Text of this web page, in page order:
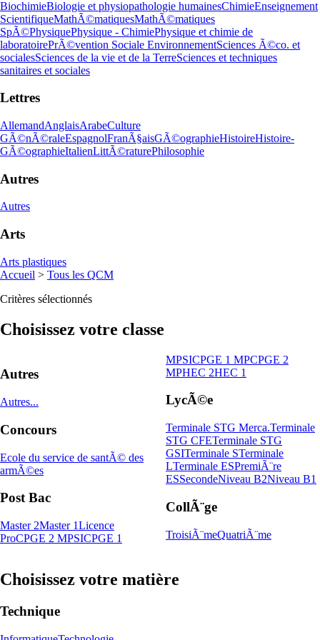
BiochimieBiologie et physiopathologie humainesChimieEnseignement
ScientifiqueMathÃ©matiquesMathÃ©matiques
SpÃ©PhysiquePhysique - ChimiePhysique et chimie de
laboratoirePrÃ©vention Sociale EnvironnementSciences Ã©co. et
socialesSciences de la vie et de la TerreSciences et techniques
sanitaires et sociales
Lettres
AllemandAnglaisArabeCulture
GÃ©nÃ©raleEspagnolFranÃ§aisGÃ©ographieHistoireHistoire-
GÃ©ographieItalienLittÃ©raturePhilosophie
Autres
Autres
Arts
Arts plastiques
Accueil > Tous les QCM
Critères sélectionnés
Choisissez votre classe
Autres
Autres...
Concours
Ecole du service de santÃ© des
armÃ©es
Post Bac
Master 2Master 1Licence
ProCPGE 2 MPSICPGE 1
MPSICPGE 1 MPCPGE 2
MPHEC 2HEC 1
LycÃ©e
Terminale STG Merca.Terminale
STG CFETerminale STG
GSITerminale STerminale
LTerminale ESPremiÃ¨re
ESSecondeNiveau B2Niveau B1
CollÃ¨ge
TroisiÃ¨meQuatriÃ¨me
Choisissez votre matière
Technique